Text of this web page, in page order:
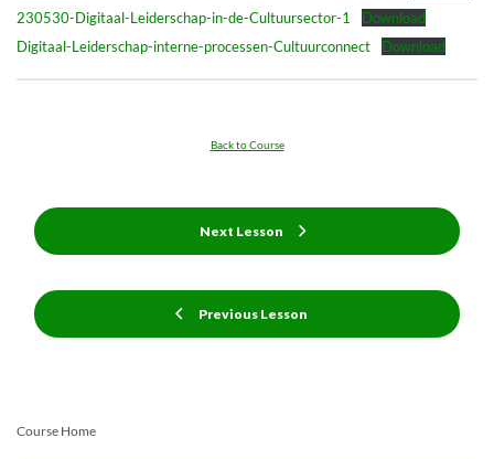
230530-Digitaal-Leiderschap-in-de-Cultuursector-1
Download
Digitaal-Leiderschap-interne-processen-Cultuurconnect
Download
Previous Lesson
Back to Course
Next Lesson
Course Home